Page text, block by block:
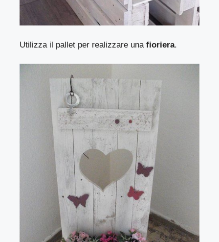
Utilizza il pallet per realizzare unafioriera.